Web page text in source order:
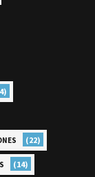
(22)
(14)